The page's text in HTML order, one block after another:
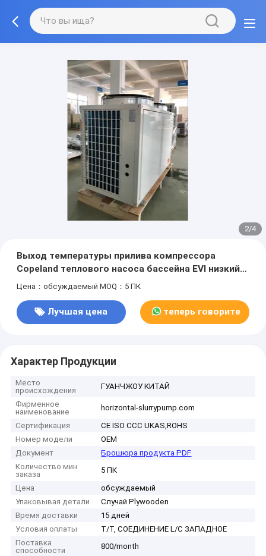
3/4
Выход температуры прилива компрессора
Copeland теплового насоса бассейна EVI низкий
Tem
Цена：обсуждаемый MOQ：5 ПК
Лучшая цена теперь говорите
Характер Продукции
Место
происхождения
ГУАНЧЖОУ КИТАЙ
Фирменное
наименование
horizontal-slurrypump.com
Сертификация
CE ISO CCC UKAS,ROHS
Номер модели
OEM
Документ
Брошюра продукта PDF
Количество мин
заказа
5 ПК
Цена
обсуждаемый
Упаковывая детали
Случай Plywooden
Время доставки
15 дней
Условия оплаты
T/T, СОЕДИНЕНИЕ L/C ЗАПАДНОЕ
Поставка
способности
800/month